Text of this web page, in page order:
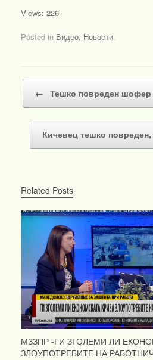
Views: 226
Posted in Видео, Новости.
← Тешко повреден
Кичевец тешко
Related Posts
МЗЗПР -ГИ ЗГОЛЕМИ ЛИ
ЗЛОУПОТРЕБИТЕ НА